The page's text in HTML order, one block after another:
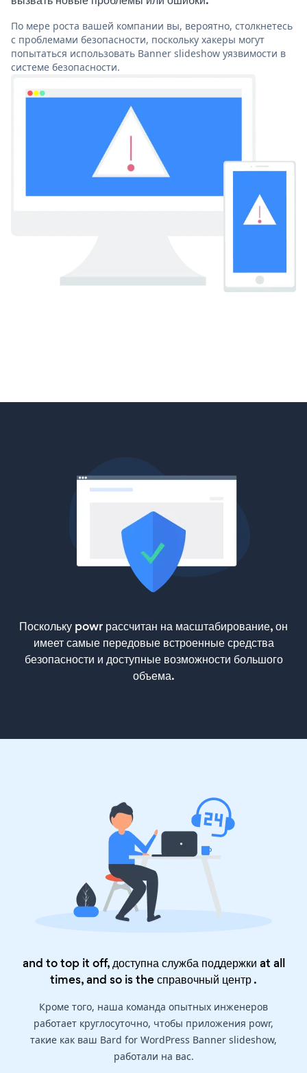
По мере роста вашей компании вы, вероятно, столкнетесь
с проблемами безопасности, поскольку хакеры могут
попытаться использовать Banner slideshow уязвимости в
системе безопасности.
Поскольку powr рассчитан на масштабирование, он
имеет самые передовые встроенные средства
безопасности и доступные возможности большого
объема.
and to top it off, доступна служба поддержки at all
times, and so is theсправочный центр.
Кроме того, наша команда опытных инженеров
работает круглосуточно, чтобы приложения powr,
такие как ваш Bard for WordPress Banner slideshow,
работали на вас.